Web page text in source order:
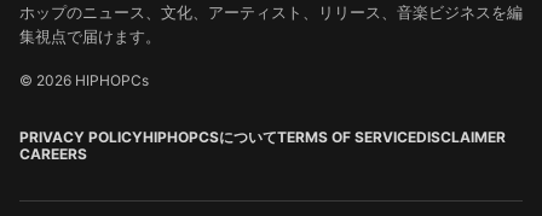
ホップのニュース、文化、アーティスト、リリース、音楽ビジネスを編
集視点で届けます。
© 2026 HIPHOPCs
PRIVACY POLICYHIPHOPCSについてTERMS OF SERVICEDISCLAIMER
CAREERS